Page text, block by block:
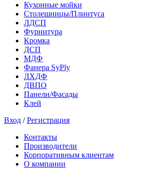
Кухонные мойки
Столешницы/Плинтуса
ЛДСП
Фурнитура
Кромка
ДСП
МДФ
Фанера SyPly
ЛХДФ
ДВПО
Панели/Фасады
Клей
Вход /Регистрация
Контакты
Производители
Корпоративным клиентам
О компании